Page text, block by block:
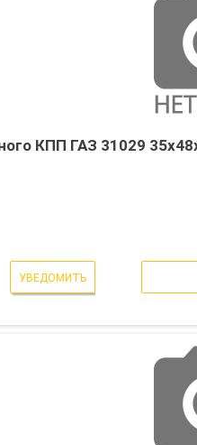
КПП ГАЗ 31029
УВЕДОМИТЬ